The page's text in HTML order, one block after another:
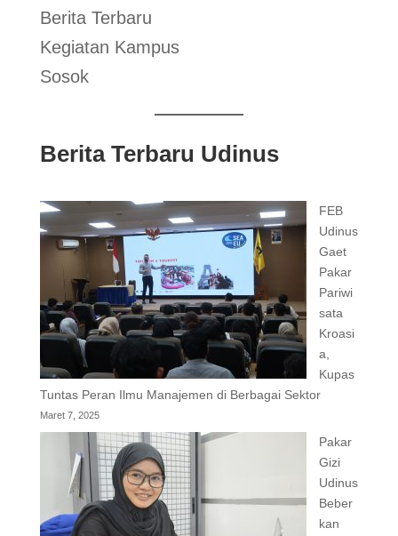
Berita Terbaru
Kegiatan Kampus
Sosok
Berita Terbaru Udinus
FEB
Udinus
Gaet
Pakar
Pariwi
sata
Kroasi
a,
Kupas
Tuntas Peran Ilmu Manajemen di Berbagai Sektor
Maret 7, 2025
Pakar
Gizi
Udinus
Beber
kan